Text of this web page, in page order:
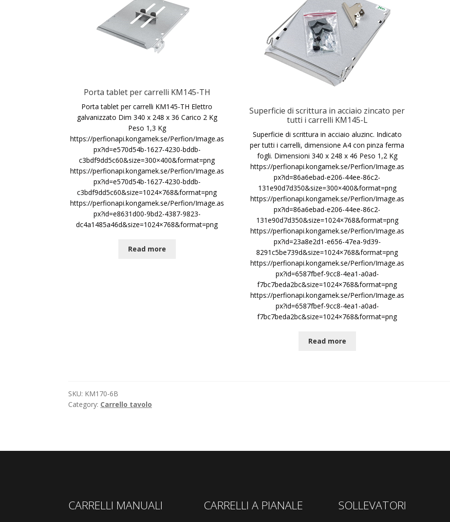
Porta tablet per carrelli KM145-TH
Porta tablet per carrelli KM145-TH Elettro
galvanizzato Dim 340 x 248 x 36 Carico 2 Kg
Peso 1,3 Kg
https://perfionapi.kongamek.se/Perfion/Image.as
px?id=e570d54b-1627-4230-bddb-
c3bdf9dd5c60&size=300×400&format=png
https://perfionapi.kongamek.se/Perfion/Image.as
px?id=e570d54b-1627-4230-bddb-
c3bdf9dd5c60&size=1024×768&format=png
https://perfionapi.kongamek.se/Perfion/Image.as
px?id=e8631d00-9bd2-4387-9823-
dc4a1485a46d&size=1024×768&format=png
Read more
Superficie di scrittura in acciaio zincato per
tutti i carrelli KM145-L
Superficie di scrittura in acciaio aluzinc. Indicato
per tutti i carrelli, dimensione A4 con pinza ferma
fogli. Dimensioni 340 x 248 x 46 Peso 1,2 Kg
https://perfionapi.kongamek.se/Perfion/Image.as
px?id=86a6ebad-e206-44ee-86c2-
131e90d7d350&size=300×400&format=png
https://perfionapi.kongamek.se/Perfion/Image.as
px?id=86a6ebad-e206-44ee-86c2-
131e90d7d350&size=1024×768&format=png
https://perfionapi.kongamek.se/Perfion/Image.as
px?id=23a8e2d1-e656-47ea-9d39-
8291c5be739d&size=1024×768&format=png
https://perfionapi.kongamek.se/Perfion/Image.as
px?id=6587fbef-9cc8-4ea1-a0ad-
f7bc7beda2bc&size=1024×768&format=png
https://perfionapi.kongamek.se/Perfion/Image.as
px?id=6587fbef-9cc8-4ea1-a0ad-
f7bc7beda2bc&size=1024×768&format=png
Read more
SKU: KM170-6B
Category: Carrello tavolo
CARRELLI MANUALI CARRELLI A PIANALE SOLLEVATORI